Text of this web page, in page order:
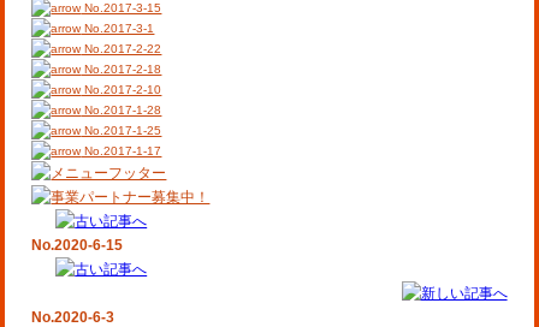
No.2017-3-15
No.2017-3-1
No.2017-2-22
No.2017-2-18
No.2017-2-10
No.2017-1-28
No.2017-1-25
No.2017-1-17
No.2020-6-15
No.2020-6-3